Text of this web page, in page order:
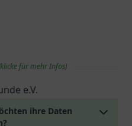
für mehr Infos)
e.V.
ihre Daten